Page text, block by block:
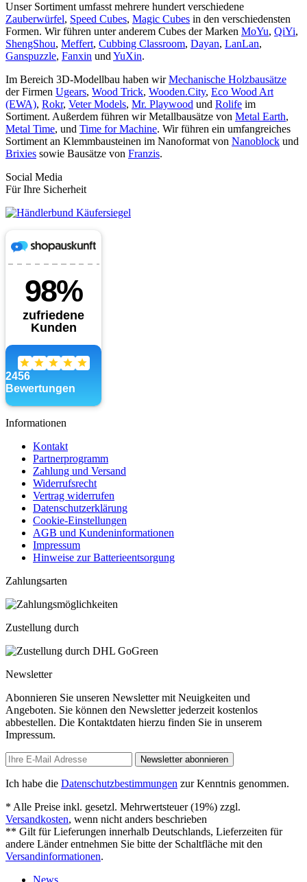
Unser Sortiment umfasst mehrere hundert verschiedene
Zauberwürfel, Speed Cubes, Magic Cubes in den verschiedensten
Formen. Wir führen unter anderem Cubes der Marken MoYu, QiYi,
ShengShou, Meffert, Cubbing Classroom, Dayan, LanLan,
Ganspuzzle, Fanxin und YuXin.
Im Bereich 3D-Modellbau haben wirMechanische Holzbausätze
der Firmen Ugears, Wood Trick, Wooden.City, Eco Wood Art
(EWA), Rokr, Veter Models, Mr. Playwood und Rolife im
Sortiment. Außerdem führen wir Metallbausätze von Metal Earth,
Metal Time, und Time for Machine. Wir führen ein umfangreiches
Sortiment an Klemmbausteinen im Nanoformat von Nanoblock und
Brixies sowie Bausätze von Franzis.
Social Media
Für Ihre Sicherheit
Informationen
Kontakt
Partnerprogramm
Zahlung und Versand
Widerrufsrecht
Vertrag widerrufen
Datenschutzerklärung
Cookie-Einstellungen
AGB und Kundeninformationen
Impressum
Hinweise zur Batterieentsorgung
Zahlungsarten
Zustellung durch
Newsletter
Abonnieren Sie unseren Newsletter mit Neuigkeiten und
Angeboten. Sie können den Newsletter jederzeit kostenlos
abbestellen. Die Kontaktdaten hierzu finden Sie in unserem
Impressum.
Newsletter abonnieren
Ich habe die Datenschutzbestimmungen zur Kenntnis genommen.
* Alle Preise inkl. gesetzl. Mehrwertsteuer (19%) zzgl.
Versandkosten, wenn nicht anders beschrieben
** Gilt für Lieferungen innerhalb Deutschlands, Lieferzeiten für
andere Länder entnehmen Sie bitte der Schaltfläche mit den
Versandinformationen.
News